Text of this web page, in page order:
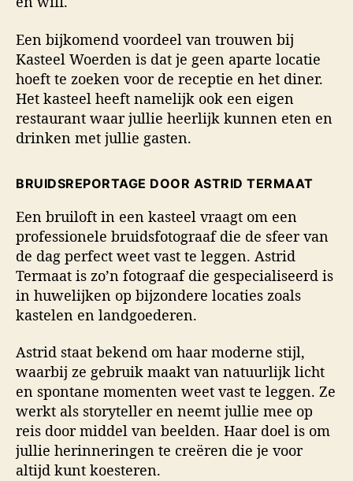
Een bijkomend voordeel van trouwen bij
Kasteel Woerden is dat je geen aparte locatie
hoeft te zoeken voor de receptie en het diner.
Het kasteel heeft namelijk ook een eigen
restaurant waar jullie heerlijk kunnen eten en
drinken met jullie gasten.
BRUIDSREPORTAGE DOOR ASTRID TERMAAT
Een bruiloft in een kasteel vraagt om een
professionele bruidsfotograaf die de sfeer van
de dag perfect weet vast te leggen. Astrid
Termaat is zo’n fotograaf die gespecialiseerd is
in huwelijken op bijzondere locaties zoals
kastelen en landgoederen.
Astrid staat bekend om haar moderne stijl,
waarbij ze gebruik maakt van natuurlijk licht
en spontane momenten weet vast te leggen. Ze
werkt als storyteller en neemt jullie mee op
reis door middel van beelden. Haar doel is om
jullie herinneringen te creëren die je voor
altijd kunt koesteren.